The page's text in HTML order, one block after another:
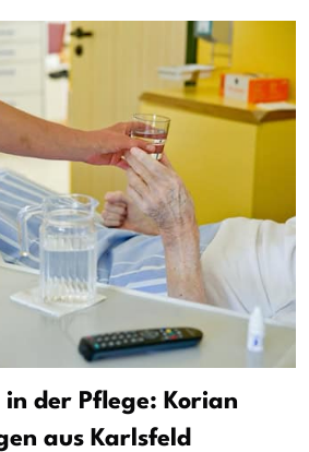
der Pflege: Korian
aus Karlsfeld